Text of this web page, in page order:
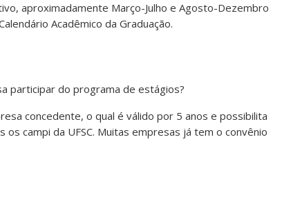
aproximadamente Março-Julho e Agosto-Dezembro
Acadêmico da Graduação.
participar do programa de estágios?
concedente, o qual é válido por 5 anos e possibilita
campi da UFSC. Muitas empresas já tem o convênio